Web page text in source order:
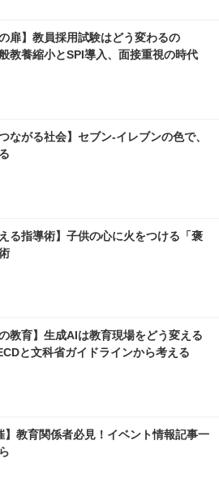
の扉】教員採用試験はどう変わるの
教養縮小とSPI導入、面接重視の時代
ながる社会】セブン‐イレブンの色で、
える指導術】子供の心に火をつける「褒
の教育】生成AIは教育現場をどう変える
と文科省ガイドラインから考える
】教育関係者必見！イベント情報記事一